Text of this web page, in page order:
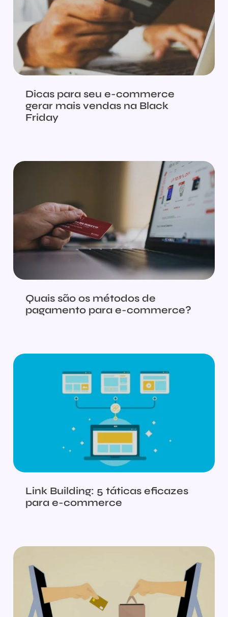
Dicas para seu e-commerce
gerar mais vendas na Black
Friday
Quais são os métodos de
pagamento para e-commerce?
Link Building: 5 táticas eficazes
para e-commerce